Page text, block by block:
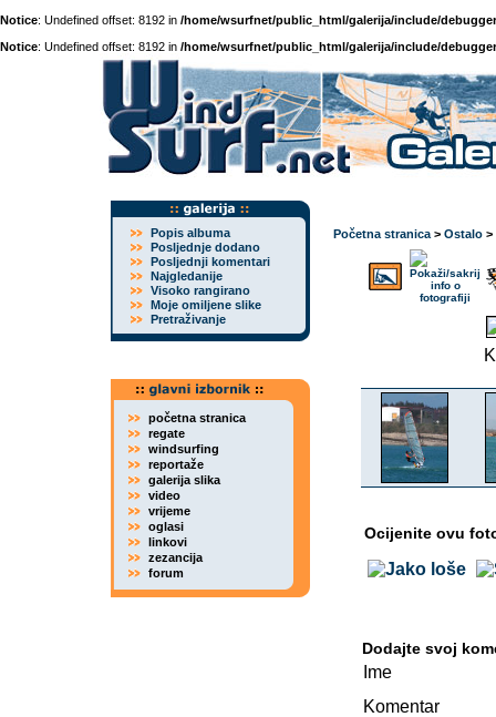
Notice: Undefined offset: 8192 in /home/wsurfnet/public_html/galerija/include/
Notice: Undefined offset: 8192 in /home/wsurfnet/public_html/galerija/include/
Popis albuma
Posljednje dodano
Posljednji komentari
Najgledanije
Visoko rangirano
Moje omiljene slike
Pretraživanje
početna stranica
regate
windsurfing
reportaže
galerija slika
video
vrijeme
oglasi
linkovi
zezancija
forum
Početna stranica > Ostalo >
Ocijenite ovu
Dodajte svoj
Ime
Komentar